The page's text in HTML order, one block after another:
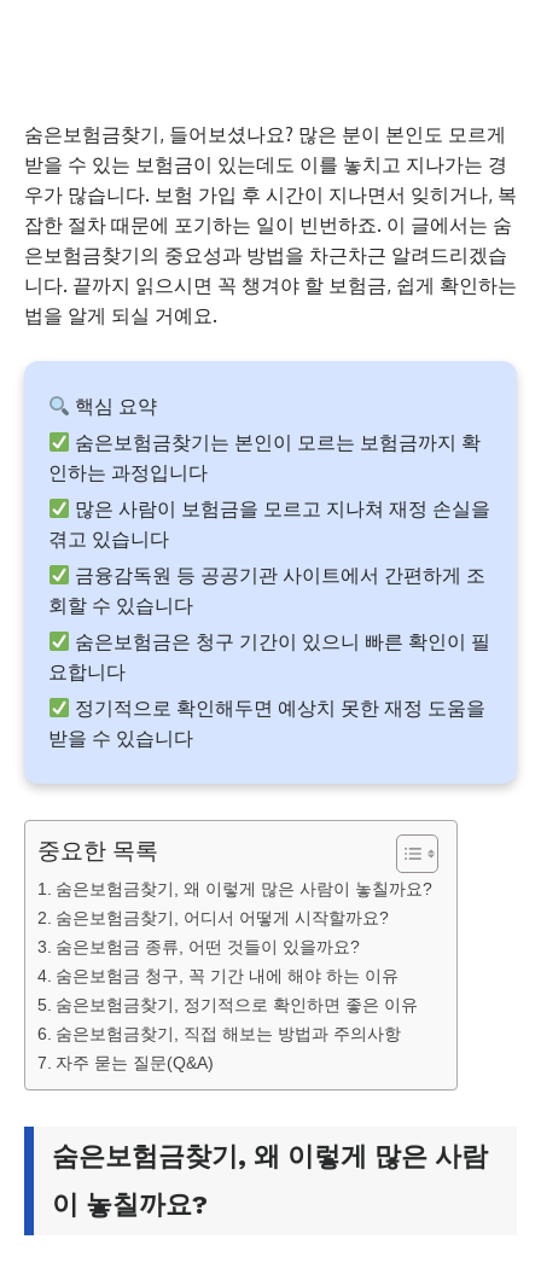
숨은보험금찾기, 들어보셨나요? 많은 분이 본인도 모르게
받을 수 있는 보험금이 있는데도 이를 놓치고 지나가는 경
우가 많습니다. 보험 가입 후 시간이 지나면서 잊히거나, 복
잡한 절차 때문에 포기하는 일이 빈번하죠. 이 글에서는 숨
은보험금찾기의 중요성과 방법을 차근차근 알려드리겠습
니다. 끝까지 읽으시면 꼭 챙겨야 할 보험금, 쉽게 확인하는
법을 알게 되실 거예요.
핵심 요약
숨은보험금찾기는 본인이 모르는 보험금까지 확
인하는 과정입니다
많은 사람이 보험금을 모르고 지나쳐 재정 손실을
겪고 있습니다
금융감독원 등 공공기관 사이트에서 간편하게 조
회할 수 있습니다
숨은보험금은 청구 기간이 있으니 빠른 확인이 필
요합니다
정기적으로 확인해두면 예상치 못한 재정 도움을
받을 수 있습니다
중요한 목록
숨은보험금찾기, 왜 이렇게 많은 사람이 놓칠까요?
숨은보험금찾기, 어디서 어떻게 시작할까요?
숨은보험금 종류, 어떤 것들이 있을까요?
숨은보험금 청구, 꼭 기간 내에 해야 하는 이유
숨은보험금찾기, 정기적으로 확인하면 좋은 이유
숨은보험금찾기, 직접 해보는 방법과 주의사항
자주 묻는 질문(Q&A)
숨은보험금찾기, 왜 이렇게 많은 사람
이 놓칠까요?